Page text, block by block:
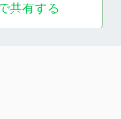
共有する